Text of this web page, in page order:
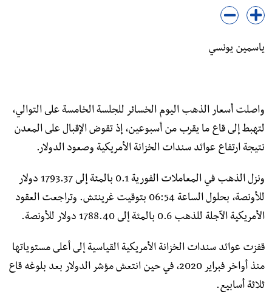
ياسمين يونسي
واصلت أسعار الذهب اليوم الخسائر للجلسة الخامسة على التوالي،
لتهبط إلى قاع ما يقرب من أسبوعين، إذ تقوض الإقبال على المعدن
نتيجة ارتفاع عوائد سندات الخزانة الأمريكية وصعود الدولار.
ونزل الذهب في المعاملات الفورية 0.1 بالمئة إلى 1793.37 دولار
للأونصة، بحلول الساعة 06:54 بتوقيت غرينتش. وتراجعت العقود
الأمريكية الآجلة للذهب 0.6 بالمئة إلى 1788.40 دولار للأونصة.
قفزت عوائد سندات الخزانة الأمريكية القياسية إلى أعلى مستوياتها
منذ أواخر فبراير 2020، في حين انتعش مؤشر الدولار بعد بلوغه قاع
ثلاثة أسابيع.